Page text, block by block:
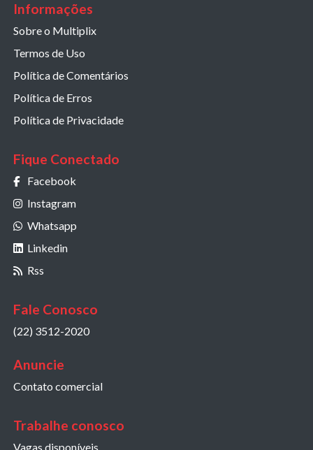
Informações
Sobre o Multiplix
Termos de Uso
Política de Comentários
Política de Erros
Política de Privacidade
Fique Conectado
Facebook
Instagram
Whatsapp
Linkedin
Rss
Fale Conosco
(22) 3512-2020
Anuncie
Contato comercial
Trabalhe conosco
Vagas disponíveis